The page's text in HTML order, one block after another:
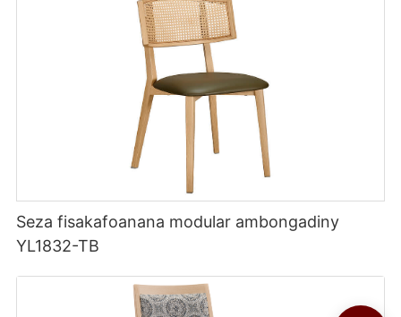
Seza fisakafoanana modular ambongadiny
YL1832-TB